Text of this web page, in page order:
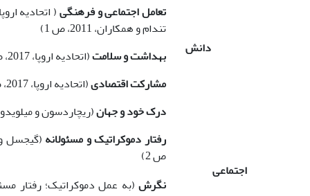
اجتماعی
دانش
تعامل اجتماعی و فرهنگی
تن­دام و همکاران، 2011، ص 1)
بهداشت و سلامت(اتحادیه اروپا، 2017، ص 53؛ باکمستر و توماس، 2009، ص 20)
مشارکت اقتصادی(اتحادیه اروپا، 2017، ص 53)
درک خود و جهان(ریچاردسون و میلویدو
رفتار دموکراتیک و مسئولانه
ص 2)
نگرش (به عمل دموکراتیک؛ رفتار